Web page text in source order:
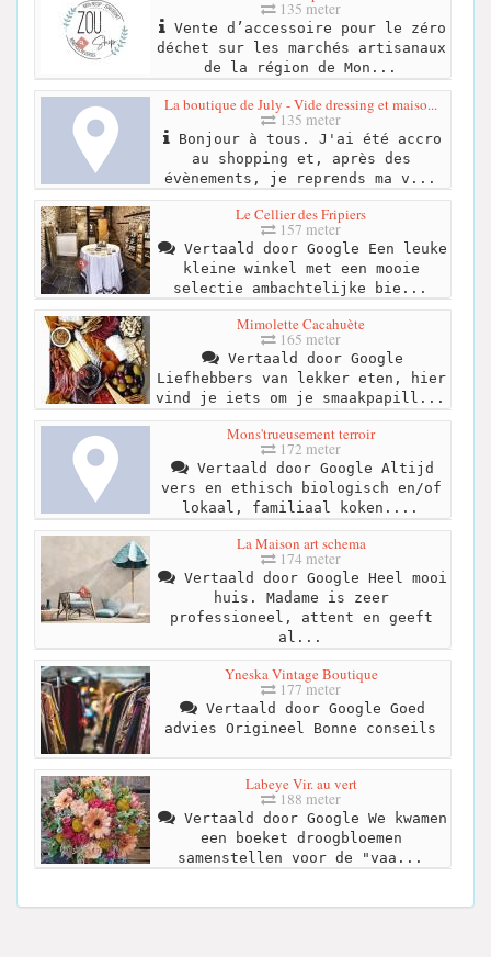
135 meter
Vente d’accessoire pour le zéro
déchet sur les marchés artisanaux
de la région de Mon...
La boutique de July - Vide dressing et maiso...
135 meter
Bonjour à tous. J'ai été accro
au shopping et, après des
évènements, je reprends ma v...
Le Cellier des Fripiers
157 meter
Vertaald door Google Een leuke
kleine winkel met een mooie
selectie ambachtelijke bie...
Mimolette Cacahuète
165 meter
Vertaald door Google
Liefhebbers van lekker eten, hier
vind je iets om je smaakpapill...
Mons'trueusement terroir
172 meter
Vertaald door Google Altijd
vers en ethisch biologisch en/of
lokaal, familiaal koken....
La Maison art schema
174 meter
Vertaald door Google Heel mooi
huis. Madame is zeer
professioneel, attent en geeft
al...
Yneska Vintage Boutique
177 meter
Vertaald door Google Goed
advies Origineel Bonne conseils
Labeye Vir. au vert
188 meter
Vertaald door Google We kwamen
een boeket droogbloemen
samenstellen voor de "vaa...